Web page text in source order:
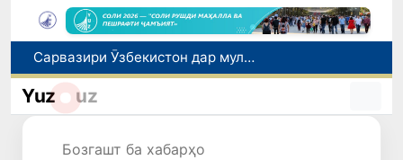
Дар Қашқадарё анҷумани байналмилалии экологӣ бо иштироки ҷавонон аз нӯҳ кишвар баргузор мешавад
Тошканд ба баргузории чемпионати Осиё оид ба вазнабардорӣ омодагӣ мебинад
Yuz uz
Бозгашт ба хабарҳо